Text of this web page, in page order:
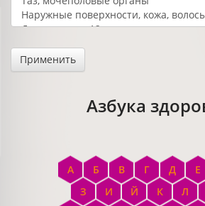
Применить
Азбука
А Б В Г Д Е
З
И Й К Л